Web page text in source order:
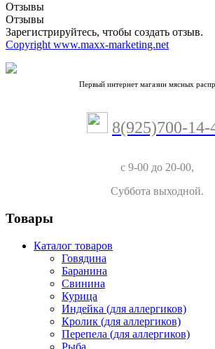
Отзывы
Отзывы
Зарегистрируйтесь, чтобы создать отзыв.
Copyright www.maxx-marketing.net
Первый интернет магазин мясных
8(925)700-14-
с 9-00 до 20-00,
Суббота выходной.
Товары
Каталог товаров
Говядина
Баранина
Свинина
Курица
Индейка (для аллергиков)
Кролик (для аллергиков)
Перепела (для аллергиков)
Рыба